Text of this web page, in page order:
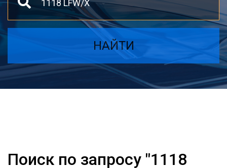
НАЙТИ
Поиск по запросу "1118